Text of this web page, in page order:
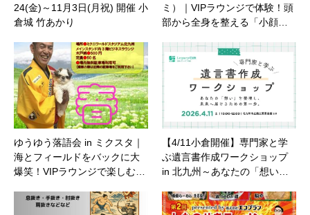
24(金)～11月3日(月祝) 開催 小
倉城 竹あかり
ミ）｜VIPラウンジで体験！頭
部から全身を整える「小顔…
ゆうゆう落語会 in ミクスタ｜
海とフィールドをバックに大
爆笑！VIPラウンジで楽しむ…
【4/11小倉開催】専門家と学
ぶ遺言書作成ワークショップ
in 北九州～あなたの「想い…